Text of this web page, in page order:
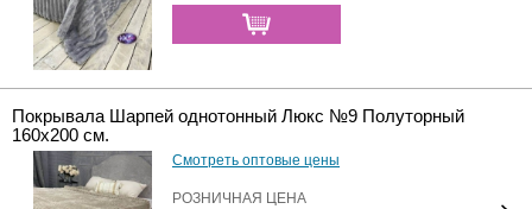
Покрывала Шарпей однотонный Люкс №9 Полуторный
160х200 см.
Смотреть оптовые цены
РОЗНИЧНАЯ ЦЕНА